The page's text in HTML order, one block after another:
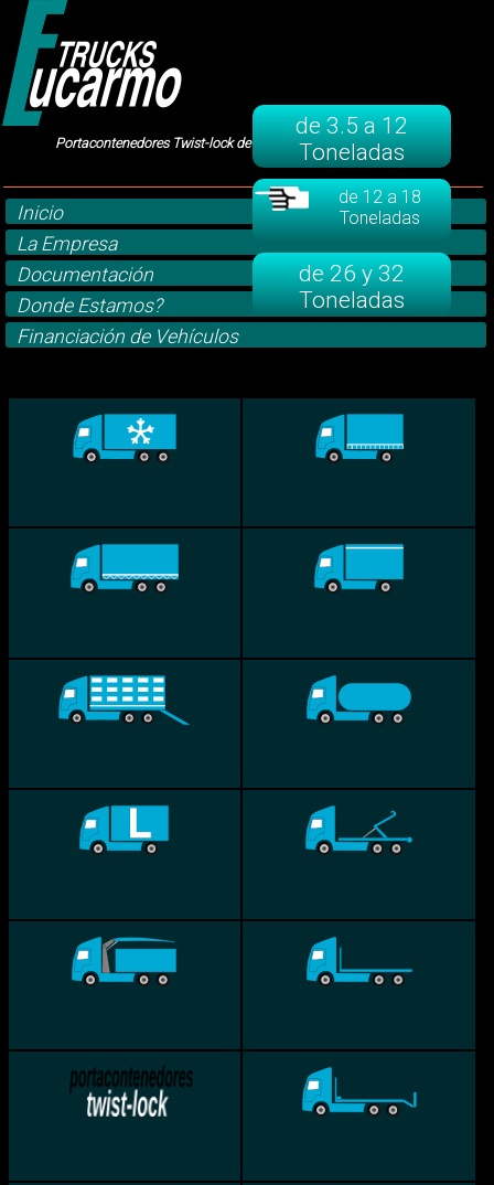
Portacontenedores Twist-lock de Ocasión de 12 a 18 toneladas
Inicio
La Empresa
Documentación
Donde Estamos?
Financiación de Vehículos
de 3.5 a 12
Toneladas
de 12 a 18
Toneladas
de 26 y 32
Toneladas